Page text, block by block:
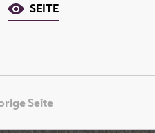
SEITE
Seite